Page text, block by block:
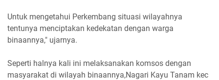
Untuk mengetahui Perkembang situasi wilayahnya
tentunya menciptakan kedekatan dengan warga
binaannya," ujarnya.
Seperti halnya kali ini melaksanakan komsos dengan
masyarakat di wilayah binaannya,Nagari Kayu Tanam kec